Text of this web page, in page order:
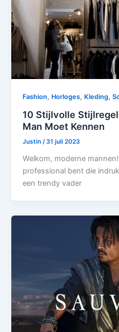
Fashion, Horloges, Kleding,
10 Stijlvolle
Man Moet Kennen
Justin/31 juli 2023
Welkom, moderne
professional bent die
een trendy vader